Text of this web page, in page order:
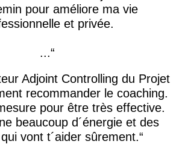
pour améliore ma vie
et privée.
...
Adjoint Controlling du Projet
recommander le coaching.
pour être très effective.
beaucoup d´énergie et des
vont t´aider sûrement.